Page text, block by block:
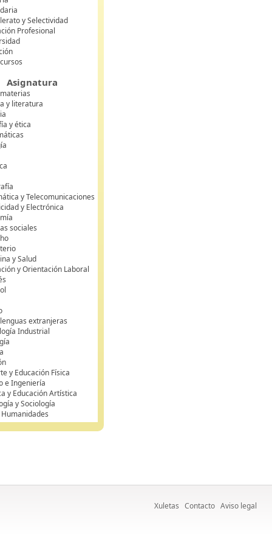
y Selectividad
Profesional
Asignatura
y literatura
y ética
y Telecomunicaciones
y Electrónica
sociales
y Salud
y Orientación Laboral
extranjeras
Industrial
y Educación Física
e Ingeniería
y Educación Artística
y Sociología
Xuletas Contacto Aviso legal